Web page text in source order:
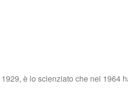
è lo scienziato che nel